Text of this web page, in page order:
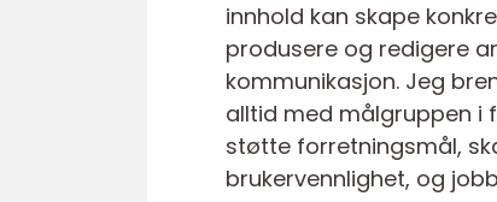
innhold kan skape
produsere og redigere
kommunikasjon. Jeg
alltid med målgruppen i
støtte forretningsmål,
brukervennlighet, og